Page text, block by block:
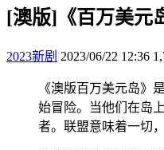
[澳版]《百万美元
2023新剧 2023/06/22 12:36
《澳版百万美元岛》
始冒险。当他们在岛
者。联盟意味着一切